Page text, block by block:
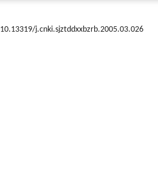
10.13319/j.cnki.sjztddxxbzrb.2005.03.026